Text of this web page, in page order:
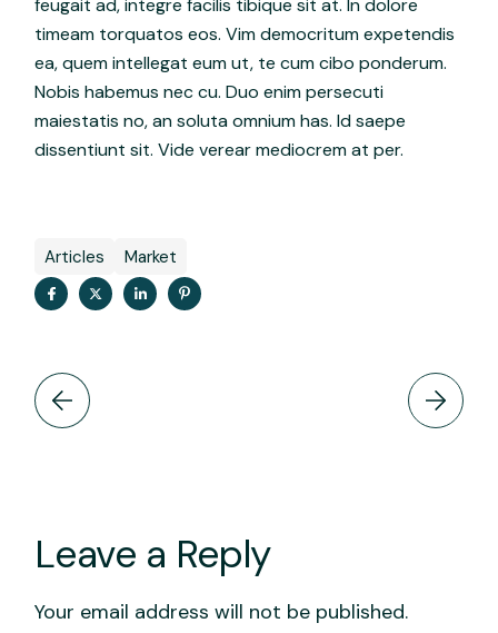
feugait ad, integre facilis tibique sit at. In dolore
timeam torquatos eos. Vim democritum expetendis
ea, quem intellegat eum ut, te cum cibo ponderum.
Nobis habemus nec cu. Duo enim persecuti
maiestatis no, an soluta omnium has. Id saepe
dissentiunt sit. Vide verear mediocrem at per.
Articles Market
Leave a Reply
Your email address will not be published.